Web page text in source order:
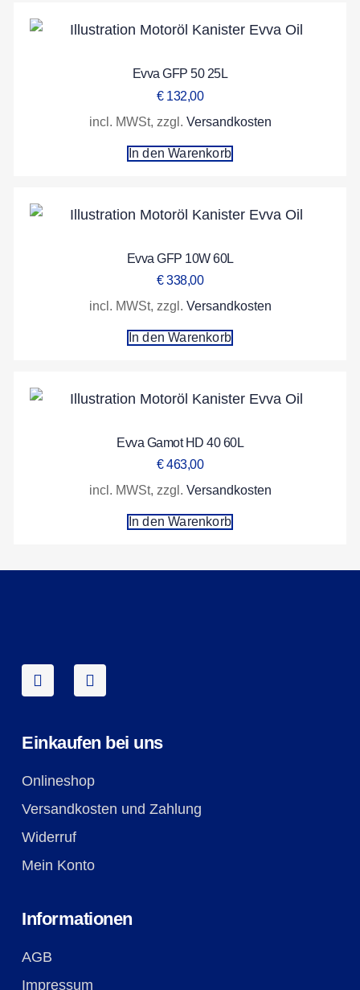
Evva GFP 50 25L
€132,00
incl. MWSt, zzgl. Versandkosten
In den Warenkorb
Evva GFP 10W 60L
€338,00
incl. MWSt, zzgl. Versandkosten
In den Warenkorb
Evva Gamot HD 40 60L
€463,00
incl. MWSt, zzgl. Versandkosten
In den Warenkorb
Einkaufen bei uns
Onlineshop
Versandkosten und Zahlung
Widerruf
Mein Konto
Informationen
AGB
Impressum